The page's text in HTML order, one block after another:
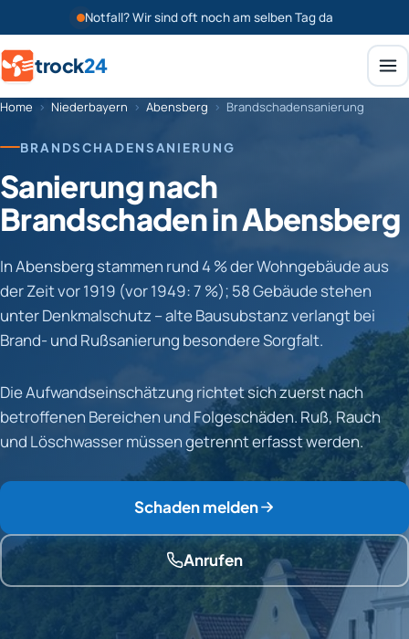
Notfall? Wir sind oft noch am selben Tag da
trock24
Home › Niederbayern › Abensberg › Brandschadensanierung
BRANDSCHADENSANIERUNG
Sanierung nach
Brandschaden in Abensberg
In Abensberg stammen rund 4 % der Wohngebäude aus
der Zeit vor 1919 (vor 1949: 7 %); 58 Gebäude stehen
unter Denkmalschutz – alte Bausubstanz verlangt bei
Brand- und Rußsanierung besondere Sorgfalt.
Die Aufwandseinschätzung richtet sich zuerst nach
betroffenen Bereichen und Folgeschäden. Ruß, Rauch
und Löschwasser müssen getrennt erfasst werden.
Schaden melden
Anrufen